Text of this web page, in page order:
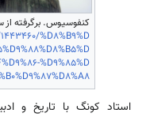
کنفوسیوس. برگرفته از
%D8%B9%D
%D9%85%D
استاد کونگ با تاریخ و